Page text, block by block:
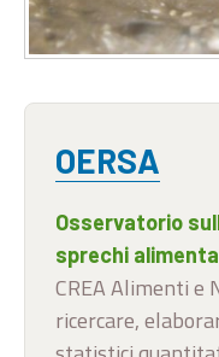
OERSA
Osservatorio
sprechi
CREA Alimenti e
ricercare,